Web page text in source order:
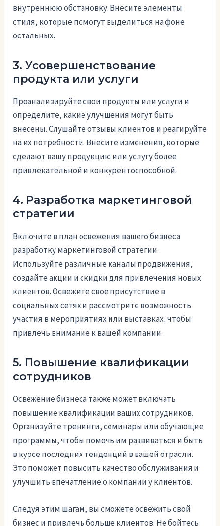
внутреннюю обстановку. Внесите элементы
стиля, которые помогут выделиться на фоне
остальных.
3. Усовершенствование
продукта или услуги
Проанализируйте свои продукты или услуги и
определите, какие улучшения могут быть
внесены. Слушайте отзывы клиентов и реагируйте
на их потребности. Внесите изменения, которые
сделают вашу продукцию или услугу более
привлекательной и конкурентоспособной.
4. Разработка маркетинговой
стратегии
Включите в план освежения вашего бизнеса
разработку маркетинговой стратегии.
Используйте различные каналы продвижения,
создайте акции и скидки для привлечения новых
клиентов. Освежите свое присутствие в
социальных сетях и рассмотрите возможность
участия в мероприятиях или выставках, чтобы
привлечь внимание к вашей компании.
5. Повышение квалификации
сотрудников
Освежение бизнеса также может включать
повышение квалификации ваших сотрудников.
Организуйте тренинги, семинары или обучающие
программы, чтобы помочь им развиваться и быть
в курсе последних тенденций в вашей отрасли.
Это поможет повысить качество обслуживания и
улучшить впечатление о компании у клиентов.
Следуя этим шагам, вы сможете освежить свой
бизнес и привлечь больше клиентов. Не бойтесь